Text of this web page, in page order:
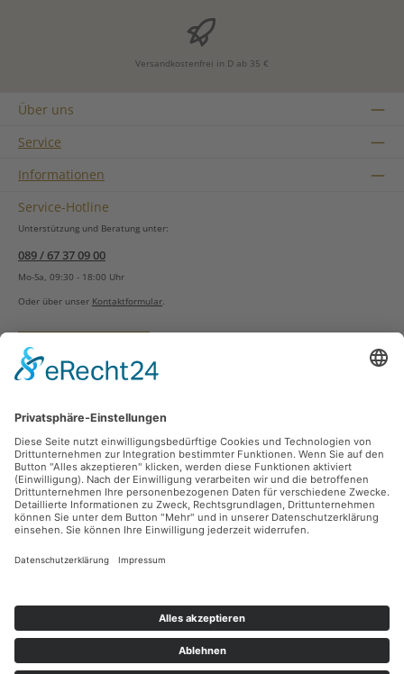
Versandkostenfrei in D ab 35 €
Über uns
Service
Informationen
Service-Hotline
Unterstützung und Beratung unter:
089 / 67 37 09 00
Mo-Sa, 09:30 - 18:00 Uhr
Oder über unser Kontaktformular.
Vertrag widerrufen
Zahlungsarten
Sicher Einkaufen
Ladengeschäft
Newsletter
Facebook Instagram